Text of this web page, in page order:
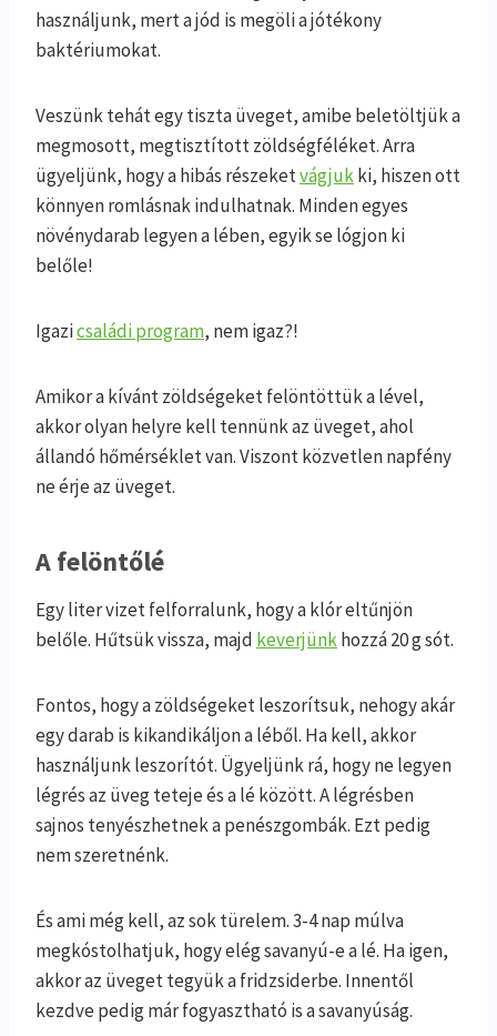
használjunk, mert a jód is megöli a jótékony
baktériumokat.
Veszünk tehát egy tiszta üveget, amibe beletöltjük a
megmosott, megtisztított zöldségféléket. Arra
ügyeljünk, hogy a hibás részeketvágjukki, hiszen ott
könnyen romlásnak indulhatnak. Minden egyes
növénydarab legyen a lében, egyik se lógjon ki
belőle!
Igazicsaládi program, nem igaz?!
Amikor a kívánt zöldségeket felöntöttük a lével,
akkor olyan helyre kell tennünk az üveget, ahol
állandó hőmérséklet van. Viszont közvetlen napfény
ne érje az üveget.
A felöntőlé
Egy liter vizet felforralunk, hogy a klór eltűnjön
belőle. Hűtsük vissza, majd keverjünkhozzá 20 g sót.
Fontos, hogy a zöldségeket leszorítsuk, nehogy akár
egy darab is kikandikáljon a léből. Ha kell, akkor
használjunk leszorítót. Ügyeljünk rá, hogy ne legyen
légrés az üveg teteje és a lé között. A légrésben
sajnos tenyészhetnek a penészgombák. Ezt pedig
nem szeretnénk.
És ami még kell, az sok türelem. 3-4 nap múlva
megkóstolhatjuk, hogy elég savanyú-e a lé. Ha igen,
akkor az üveget tegyük a fridzsiderbe. Innentől
kezdve pedig már fogyasztható is a savanyúság.